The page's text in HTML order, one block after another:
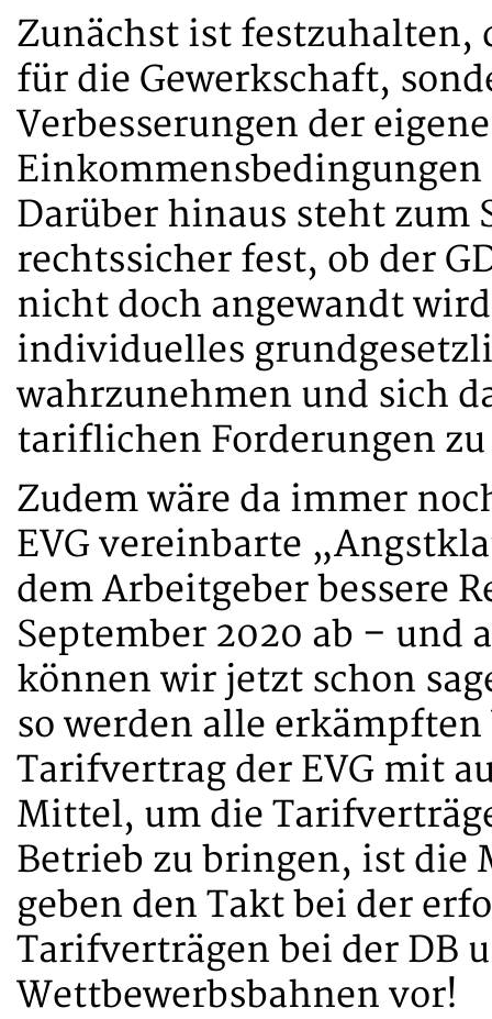
Zunächst ist festzuhalten,
für die Gewerkschaft,
Verbesserungen der
Darüber hinaus steht
rechtssicher fest, ob der
nicht doch angewandt
individuelles
wahrzunehmen und sich
tariflichen Forderungen
Zudem wäre da immer
EVG vereinbarte
dem Arbeitgeber bessere
September 2020 ab – und
können wir jetzt schon
so werden alle
Tarifvertrag der EVG mit
Mittel, um die
Betrieb zu bringen, ist die
geben den Takt bei der
Tarifverträgen bei der DB
Wettbewerbsbahnen vor!